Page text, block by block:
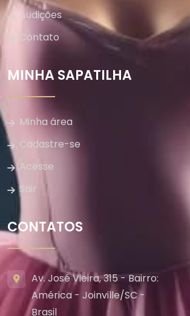
Audições
Contato
MINHA SAPATILHA
Minha área
Cadastre-se
Acesse
Sair
CONTATOS
Av. José Vieira, 315 - Bairro:
América - Joinville/SC -
Brasil